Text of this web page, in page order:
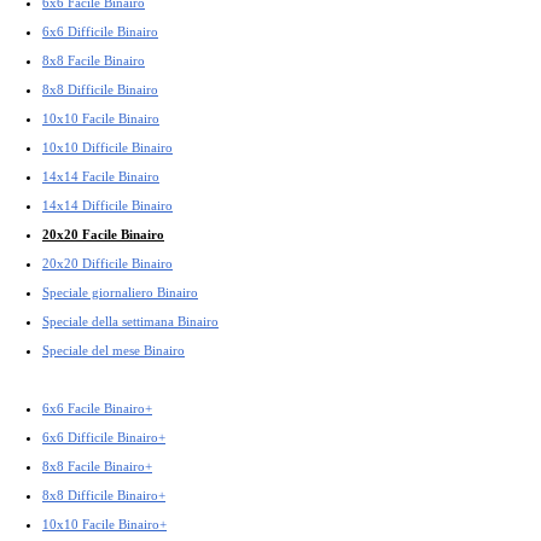
6x6 Difficile Binairo
8x8 Facile Binairo
8x8 Difficile Binairo
10x10 Facile Binairo
10x10 Difficile Binairo
14x14 Facile Binairo
14x14 Difficile Binairo
20x20 Facile Binairo
20x20 Difficile Binairo
Speciale giornaliero Binairo
Speciale della settimana Binairo
Speciale del mese Binairo
6x6 Facile Binairo+
6x6 Difficile Binairo+
8x8 Facile Binairo+
8x8 Difficile Binairo+
10x10 Facile Binairo+